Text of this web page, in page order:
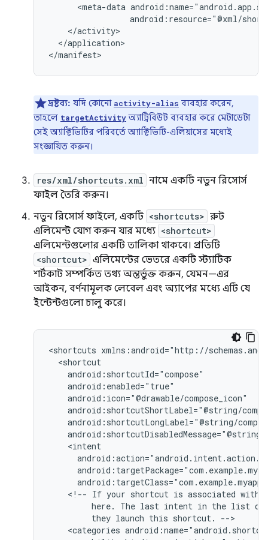
<meta-data
android:resource="@xml/
</application>
দ্রষ্টব্য: যদি কোনো activity-alias ব্যবহার করেন,
তাহলে targetActivityঅ্যাট্রিবিউট ব্যবহার করে মেটাডেটা
সেই অ্যাক্টিভিটির পরিবর্তে অ্যাক্টিভিটি-এলিয়াসের মধ্যেই
সংজ্ঞায়িত করুন।
res/xml/shortcuts.xml নামে একটি নতুন রিসোর্স
ফাইল তৈরি করুন।
নতুন রিসোর্স ফাইলে, একটি <shortcuts> রুট
এলিমেন্ট যোগ করুন যার মধ্যে <shortcut>
এলিমেন্টগুলোর একটি তালিকা থাকবে। প্রতিটি
<shortcut> এলিমেন্টের ভেতরে একটি স্ট্যাটিক
শর্টকাট সম্পর্কিত তথ্য অন্তর্ভুক্ত করুন, যেমন—এর
আইকন, বর্ণনামূলক লেবেল এবং অ্যাপের মধ্যে এটি যে
ইন্টেন্টগুলো চালু করে।
<shortcuts
<!-- If your shortcut is associated with
here.
The last intent in the list
they launch this shortcut.
<categories